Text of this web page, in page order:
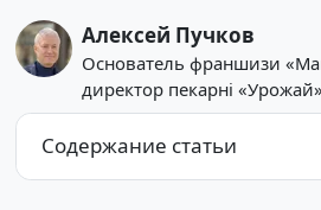
Алексей Пучков
Основатель франшизи
директор пекарні
Содержание статьи